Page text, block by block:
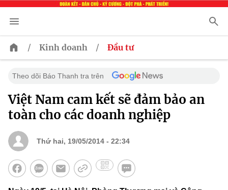
/ Kinh doanh / Đầu tư
Theo dõi Báo Thanh tra trên
Việt Nam cam kết sẽ đảm bảo an
toàn cho các doanh nghiệp
Thứ hai, 19/05/2014 - 22:34